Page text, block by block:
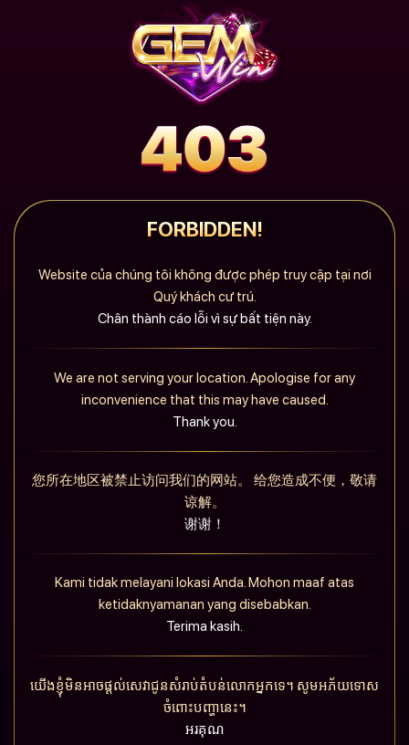
FORBIDDEN!
Website của chúng tôi không được phép truy cập tại nơi
Quý khách cư trú.
Chân thành cáo lỗi vì sự bất tiện này.
We are not serving your location. Apologise for any
inconvenience that this may have caused.
Thank you.
您所在地区被禁止访问我们的网站。 给您造成不便，敬请
谅解。
谢谢！
Kami tidak melayani lokasi Anda. Mohon maaf atas
ketidaknyamanan yang disebabkan.
Terima kasih.
យើងខ្ញុំមិនអាចផ្តល់សេវាជូនសំរាប់តំបន់លោកអ្នកទេ។ សូមអភ័យទោស
ចំពោះបញ្ហានេះ។
អរគុណ